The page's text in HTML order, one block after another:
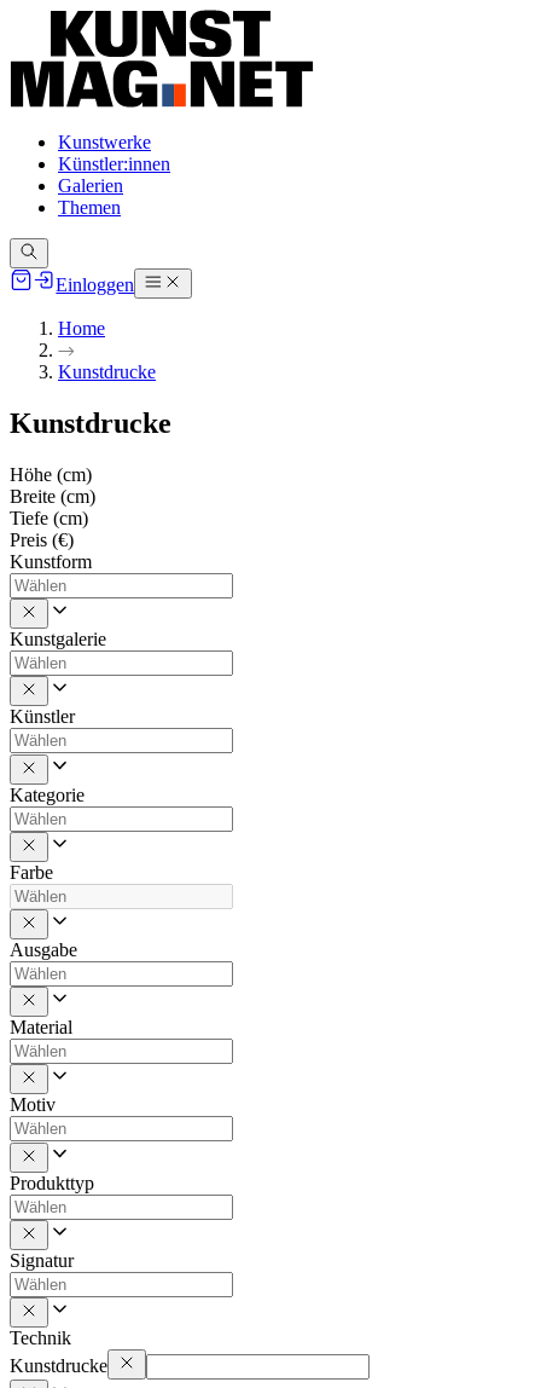
Kunstwerke
Künstler:innen
Galerien
Themen
Einloggen
Home
Kunstdrucke
Kunstdrucke
Höhe (cm)
Breite (cm)
Tiefe (cm)
Preis (€)
Kunstform
Kunstgalerie
Künstler
Kategorie
Farbe
Ausgabe
Material
Motiv
Produkttyp
Signatur
Technik
Kunstdrucke